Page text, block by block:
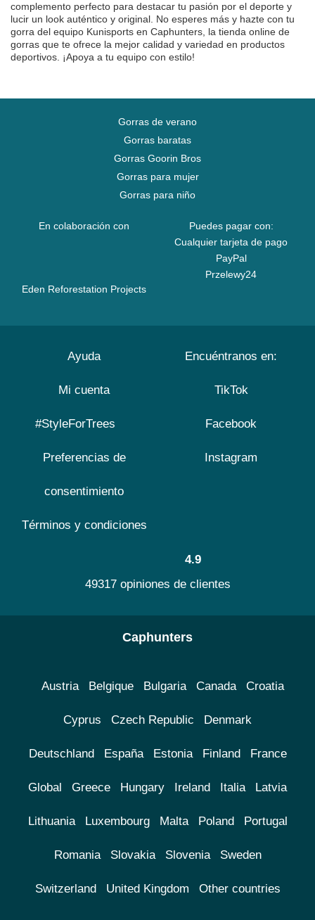
complemento perfecto para destacar tu pasión por el deporte y
lucir un look auténtico y original. No esperes más y hazte con tu
gorra del equipo Kunisports en Caphunters, la tienda online de
gorras que te ofrece la mejor calidad y variedad en productos
deportivos. ¡Apoya a tu equipo con estilo!
Gorras de verano
Gorras baratas
Gorras Goorin Bros
Gorras para mujer
Gorras para niño
En colaboración con
Eden Reforestation Projects
Puedes pagar con:
Cualquier tarjeta de pago
PayPal
Przelewy24
Ayuda
Mi cuenta
#StyleForTrees
Preferencias de
consentimiento
Términos y condiciones
Encuéntranos en:
TikTok
Facebook
Instagram
4.9
49317 opiniones de clientes
Caphunters
Austria Belgique Bulgaria Canada Croatia
Cyprus Czech Republic Denmark
Deutschland España Estonia Finland France
Global Greece Hungary Ireland Italia Latvia
Lithuania Luxembourg Malta Poland Portugal
Romania Slovakia Slovenia Sweden
Switzerland United Kingdom Other countries